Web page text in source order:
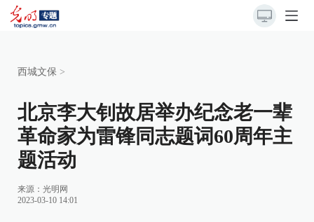
西城文保 >
北京李大钊故居举办纪念老一辈
革命家为雷锋同志题词60周年主
题活动
来源：光明网
2023-03-10 14:01